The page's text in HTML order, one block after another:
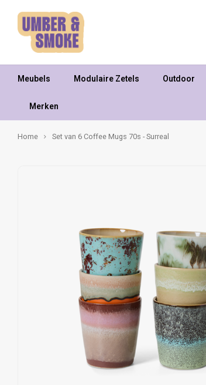
Meubels Modulaire Zetels Outdoor
Merken
Home Set van 6 Coffee Mugs 70s - Surreal